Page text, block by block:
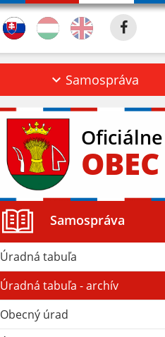
Samospráva
Samospráva
Úradná tabuľa
Úradná tabuľa - archív
Obecný úrad